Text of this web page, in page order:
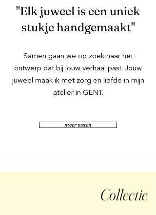
"Elk juweel is een uniek
stukje handgemaakt"
Samen gaan we op zoek naar het
ontwerp dat bij jouw verhaal past. Jouw
juweel maak ik met zorg en liefde in mijn
atelier in GENT.
meer weten
Collectie